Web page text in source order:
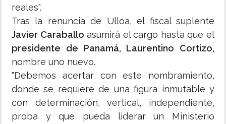
reales".
Tras la renuncia de Ulloa, el fiscal suplente
Javier Caraballo asumirá el cargo hasta que el
presidente de Panamá, Laurentino Cortizo,
nombre uno nuevo.
"Debemos acertar con este nombramiento,
donde se requiere de una figura inmutable y
con determinación, vertical, independiente,
proba y que pueda liderar un Ministerio